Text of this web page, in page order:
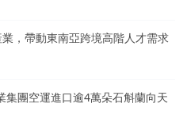
，帶動東南亞跨境高階人才需求
集團空運進口逾4萬朵石斛蘭向天